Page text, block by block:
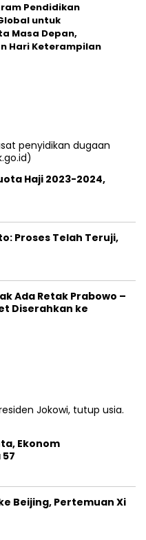
Pendidikan
untuk
Masa Depan,
Hari Keterampilan
Haji 2023-2024,
Proses Telah Teruji,
Ada Retak Prabowo –
Diserahkan ke
Ekonom
Beijing, Pertemuan Xi